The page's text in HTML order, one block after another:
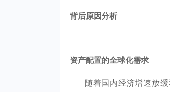
背后原因分析
资产配置的全球化需求
随着国内经济增速放